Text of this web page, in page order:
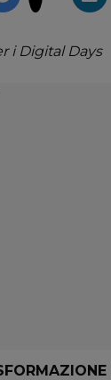
i Digital Days